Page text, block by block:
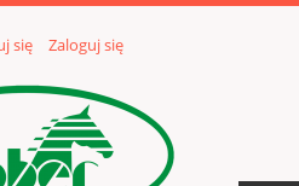
się Zaloguj się